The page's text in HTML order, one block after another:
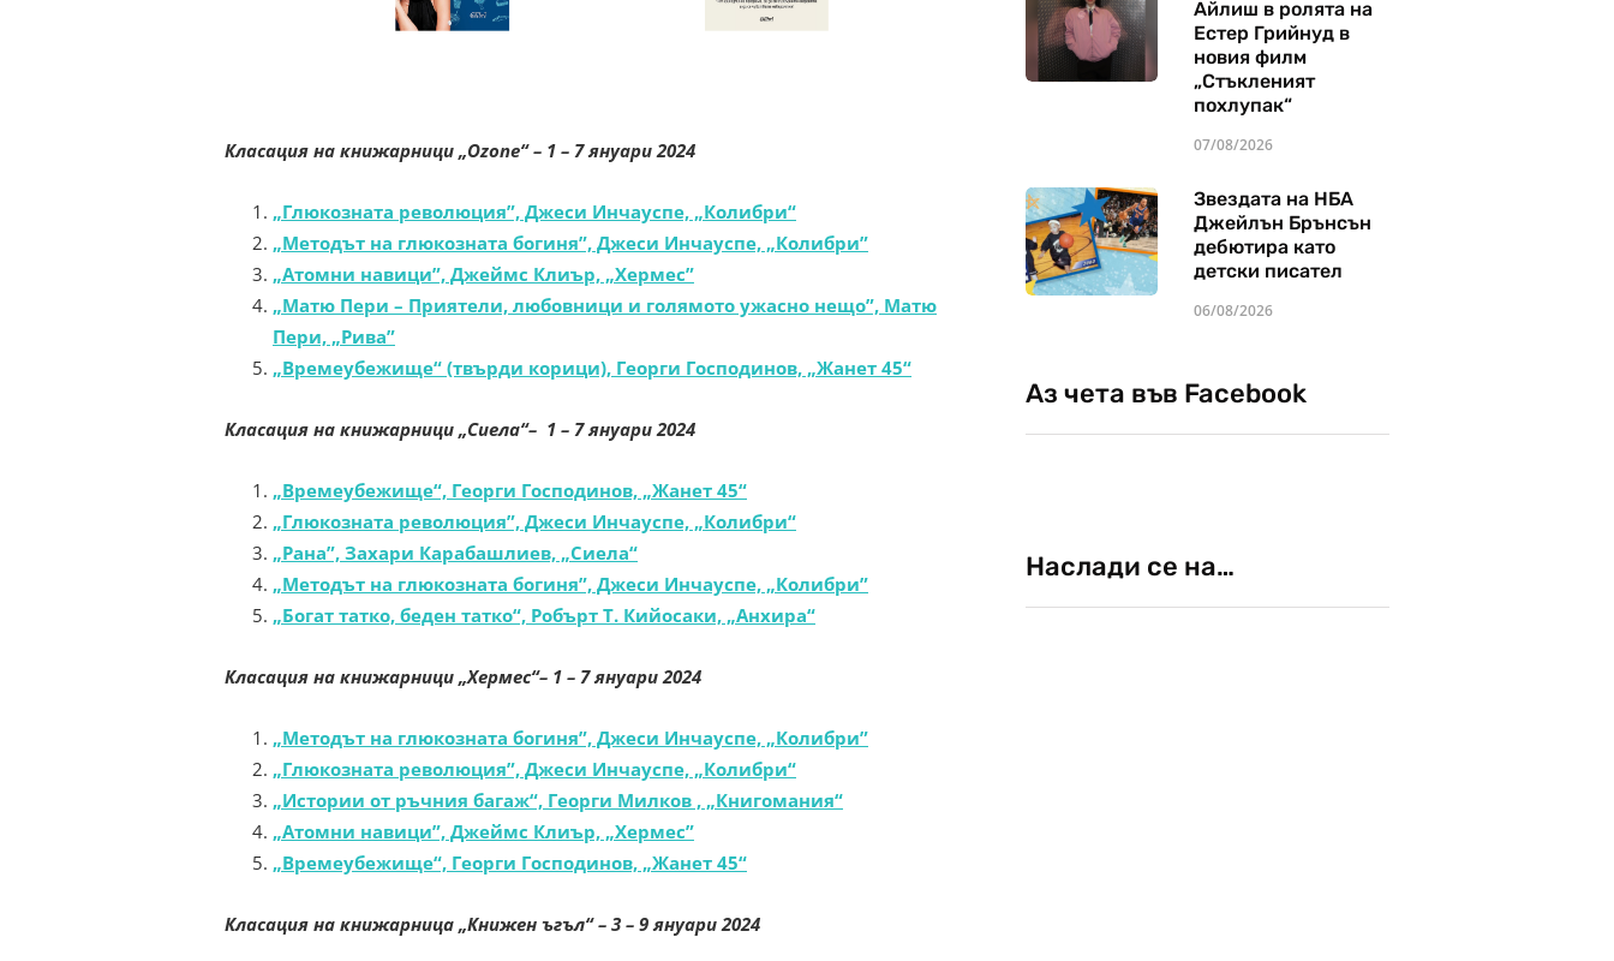
Класация на книжарници „Ozone“ – 1 – 7 януари 2024
„Глюкозната революция”, Джеси Инчауспе, „Колибри“
„Методът на глюкозната богиня”, Джеси Инчауспе, „Колибри”
„Атомни навици”, Джеймс Клиър, „Хермес”
„Матю Пери – Приятели, любовници и голямото ужасно нещо”, Матю
Пери, „Рива”
„Времеубежище“ (твърди корици), Георги Господинов, „Жанет 45“
Класация на книжарници „Сиела“– 1 – 7 януари 2024
„Времеубежище“, Георги Господинов, „Жанет 45“
„Глюкозната революция”, Джеси Инчауспе, „Колибри“
„Рана”, Захари Карабашлиев, „Сиела“
„Методът на глюкозната богиня”, Джеси Инчауспе, „Колибри”
„Богат татко, беден татко“, Робърт Т. Кийосаки, „Анхира“
Класация на книжарници „Хермес“– 1 – 7 януари 2024
„Методът на глюкозната богиня”, Джеси Инчауспе, „Колибри”
„Глюкозната революция”, Джеси Инчауспе, „Колибри“
„Истории от ръчния багаж“, Георги Милков , „Книгомания“
„Атомни навици”, Джеймс Клиър, „Хермес”
„Времеубежище“, Георги Господинов, „Жанет 45“
Класация на книжарница „Книжен ъгъл“ – 3 – 9 януари 2024
Айлиш в ролята на
Естер Грийнуд в
новия филм
„Стъкленият
похлупак“
07/08/2026
Звездата на НБА
Джейлън Брънсън
дебютира като
детски писател
06/08/2026
Аз чета във Facebook
Наслади се на…